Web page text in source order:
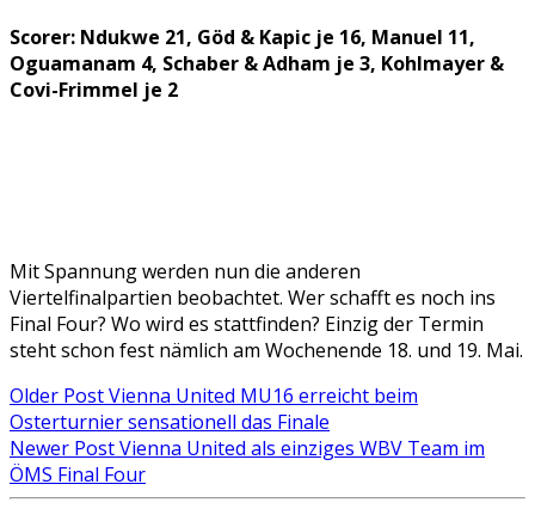
Scorer: Ndukwe 21, Göd & Kapic je 16, Manuel 11,
Oguamanam 4, Schaber & Adham je 3, Kohlmayer &
Covi-Frimmel je 2
Mit Spannung werden nun die anderen
Viertelfinalpartien beobachtet. Wer schafft es noch ins
Final Four? Wo wird es stattfinden? Einzig der Termin
steht schon fest nämlich am Wochenende 18. und 19. Mai.
Older PostVienna United MU16 erreicht beim
Osterturnier sensationell das Finale
Newer PostVienna United als einziges WBV Team im
ÖMS Final Four